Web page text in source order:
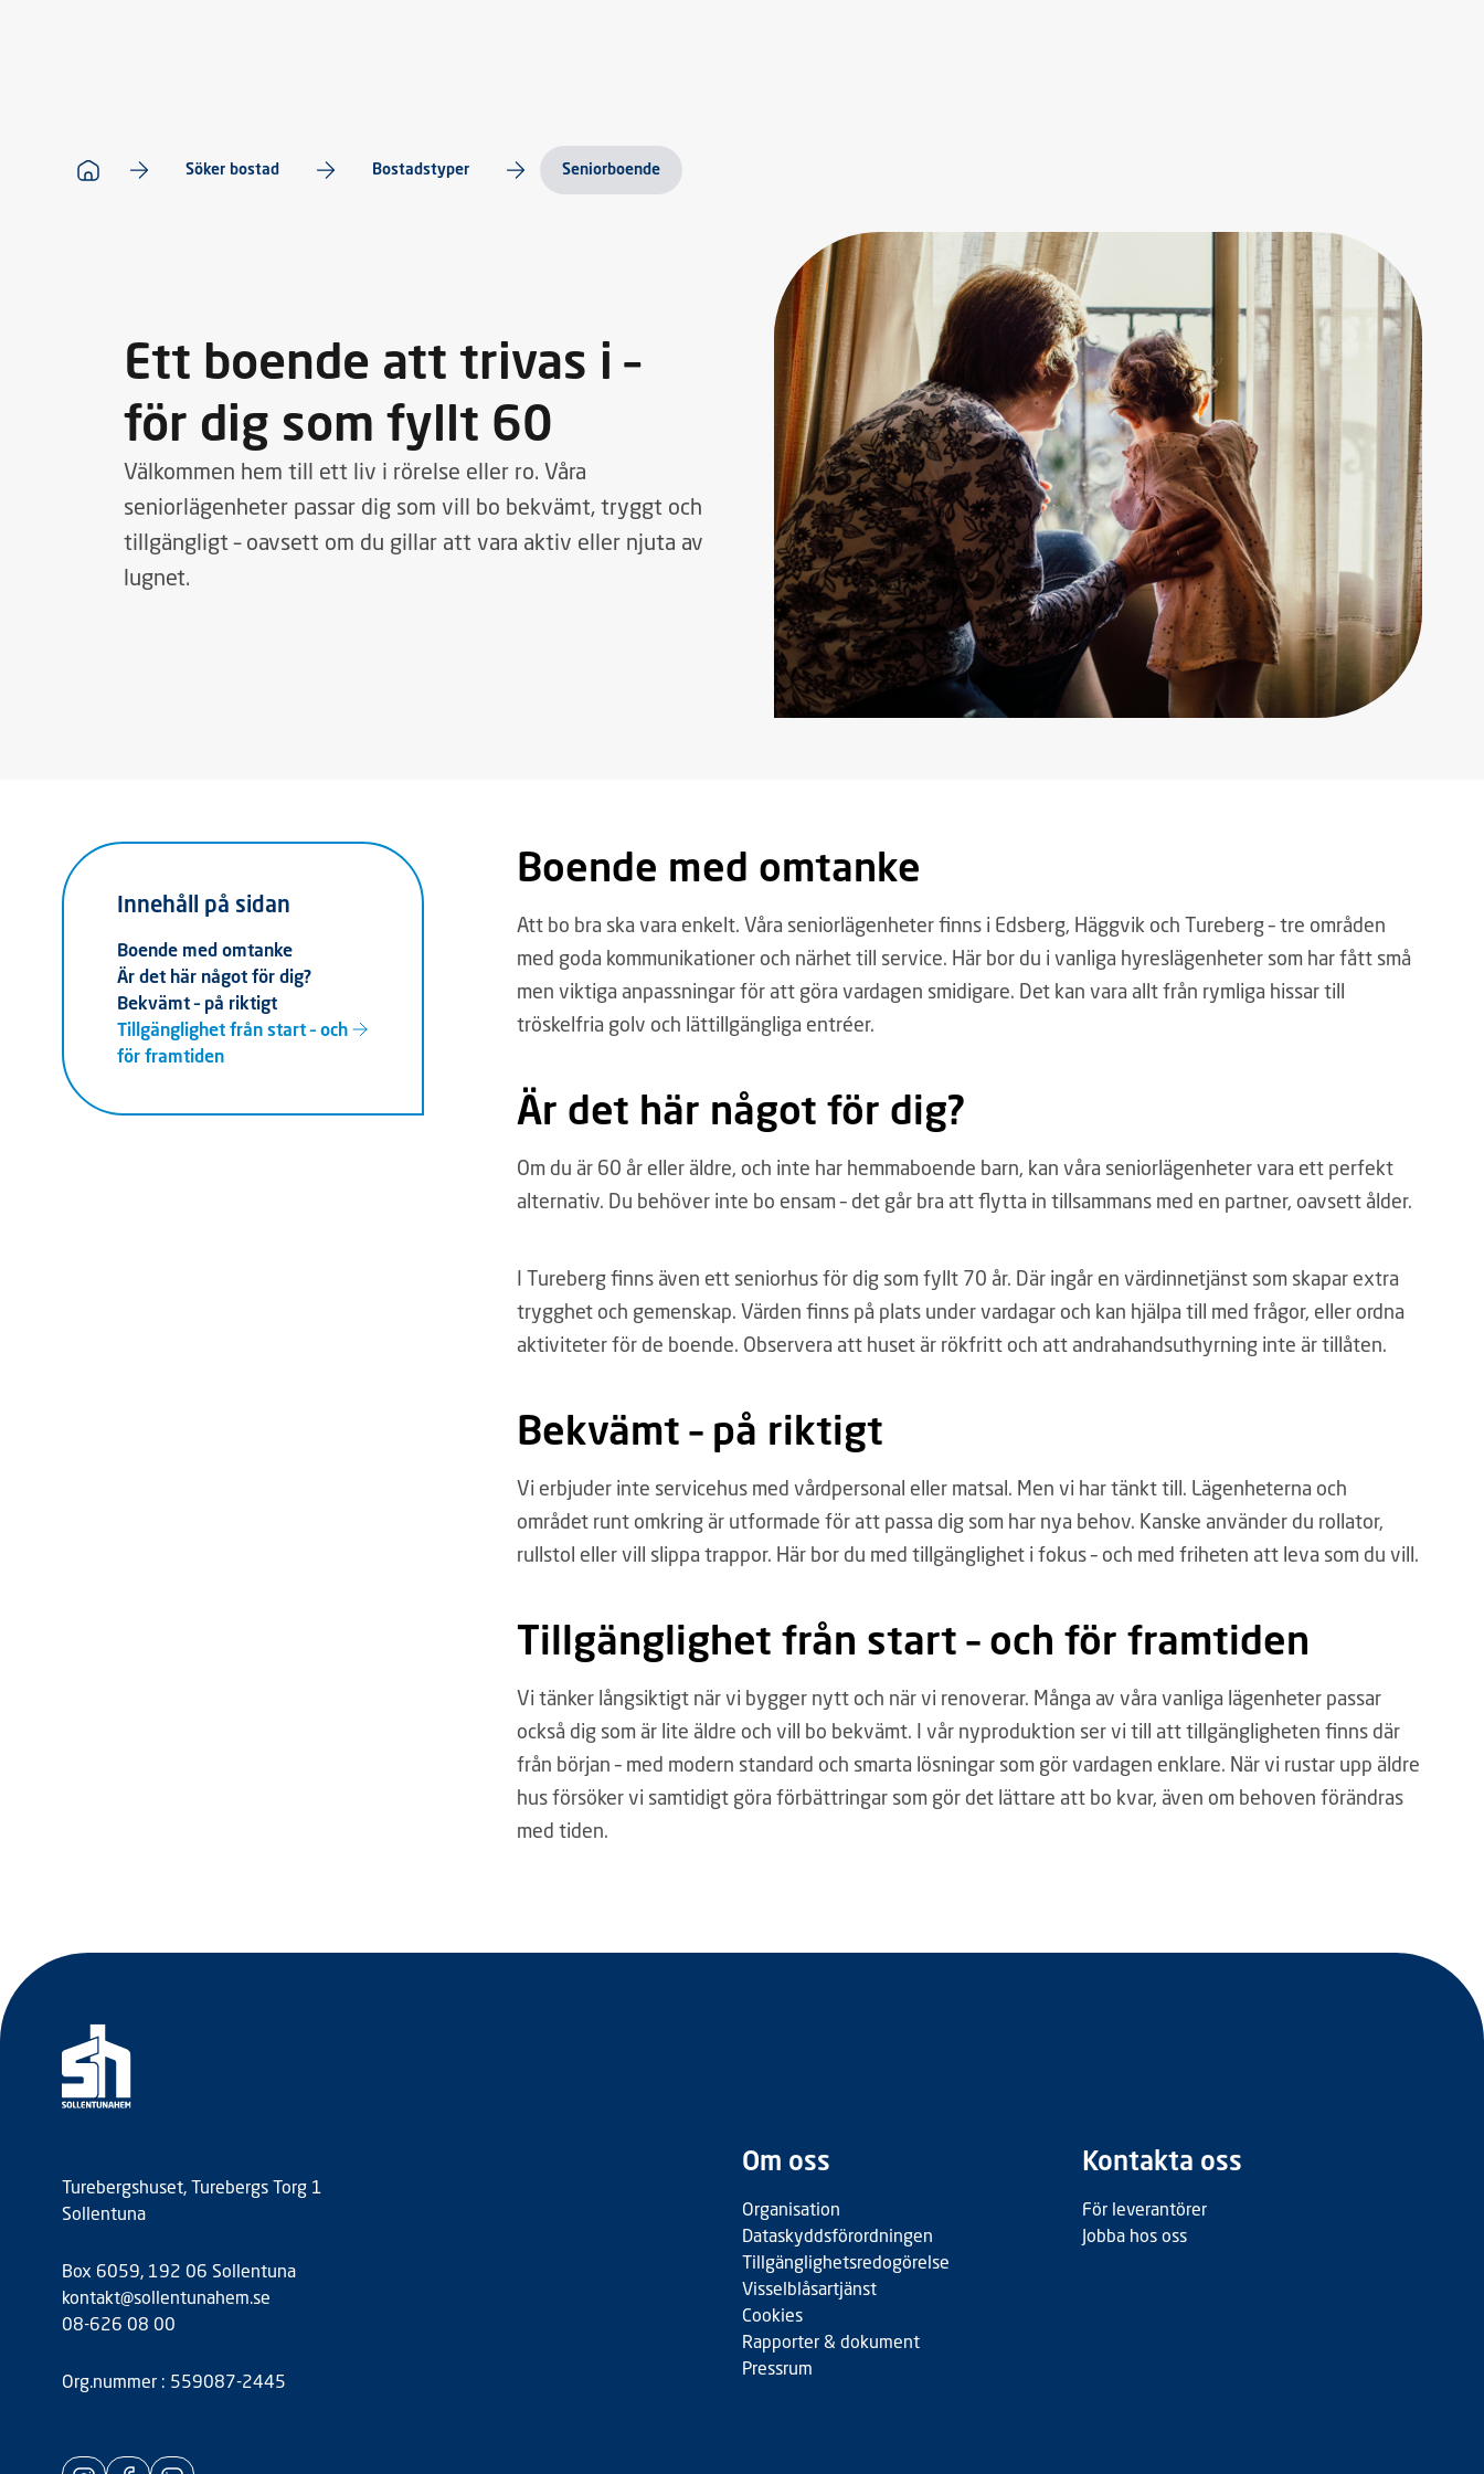
Söker bostad Bostadstyper Seniorboende
Ett boende att trivas i –
för dig som fyllt 60
Välkommen hem till ett liv i rörelse eller ro. Våra
seniorlägenheter passar dig som vill bo bekvämt, tryggt och
tillgängligt – oavsett om du gillar att vara aktiv eller njuta av
lugnet.
Innehåll på sidan
Boende med omtanke
Är det här något för dig?
Bekvämt – på riktigt
Tillgänglighet från start – och
för framtiden
Boende med omtanke
Att bo bra ska vara enkelt. Våra seniorlägenheter finns i Edsberg, Häggvik och Tureberg – tre områden
med goda kommunikationer och närhet till service. Här bor du i vanliga hyreslägenheter som har fått små
men viktiga anpassningar för att göra vardagen smidigare. Det kan vara allt från rymliga hissar till
tröskelfria golv och lättillgängliga entréer.
Är det här något för dig?
Om du är 60 år eller äldre, och inte har hemmaboende barn, kan våra seniorlägenheter vara ett perfekt
alternativ. Du behöver inte bo ensam – det går bra att flytta in tillsammans med en partner, oavsett ålder.
I Tureberg finns även ett seniorhus för dig som fyllt 70 år. Där ingår en värdinnetjänst som skapar extra
trygghet och gemenskap. Värden finns på plats under vardagar och kan hjälpa till med frågor, eller ordna
aktiviteter för de boende. Observera att huset är rökfritt och att andrahandsuthyrning inte är tillåten.
Bekvämt – på riktigt
Vi erbjuder inte servicehus med vårdpersonal eller matsal. Men vi har tänkt till. Lägenheterna och
området runt omkring är utformade för att passa dig som har nya behov. Kanske använder du rollator,
rullstol eller vill slippa trappor. Här bor du med tillgänglighet i fokus – och med friheten att leva som du vill.
Tillgänglighet från start – och för framtiden
Vi tänker långsiktigt när vi bygger nytt och när vi renoverar. Många av våra vanliga lägenheter passar
också dig som är lite äldre och vill bo bekvämt. I vår nyproduktion ser vi till att tillgängligheten finns där
från början – med modern standard och smarta lösningar som gör vardagen enklare. När vi rustar upp äldre
hus försöker vi samtidigt göra förbättringar som gör det lättare att bo kvar, även om behoven förändras
med tiden.
Turebergshuset, Turebergs Torg 1
Sollentuna
Box 6059, 192 06 Sollentuna
kontakt@sollentunahem.se
08-626 08 00
Org.nummer : 559087-2445
Om oss
Organisation
Dataskyddsförordningen
Tillgänglighetsredogörelse
Visselblåsartjänst
Cookies
Rapporter & dokument
Pressrum
Kontakta oss
För leverantörer
Jobba hos oss